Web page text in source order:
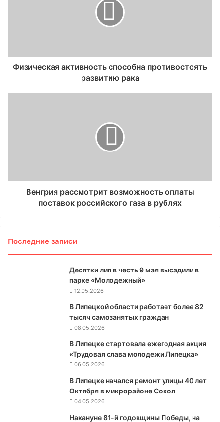
Физическая активность способна противостоять
развитию рака
Венгрия рассмотрит возможность оплаты
поставок российского газа в рублях
Последние записи
Десятки лип в честь 9 мая высадили в
парке «Молодежный»
12.05.2026
В Липецкой области работает более 82
тысяч самозанятых граждан
08.05.2026
В Липецке стартовала ежегодная акция
«Трудовая слава молодежи Липецка»
06.05.2026
В Липецке начался ремонт улицы 40 лет
Октября в микрорайоне Сокол
04.05.2026
Накануне 81-й годовщины Победы, на